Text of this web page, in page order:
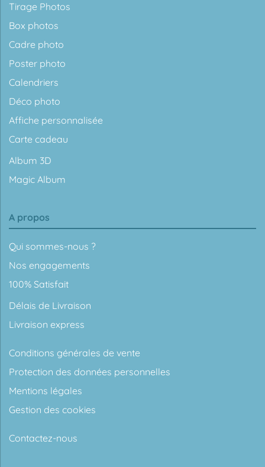
Tirage Photos
Box photos
Cadre photo
Poster photo
Calendriers
Déco photo
Affiche personnalisée
Carte cadeau
Album 3D
Magic Album
A propos
Qui sommes-nous ?
Nos engagements
100% Satisfait
Délais de Livraison
Livraison express
Conditions générales de vente
Protection des données personnelles
Mentions légales
Gestion des cookies
Contactez-nous